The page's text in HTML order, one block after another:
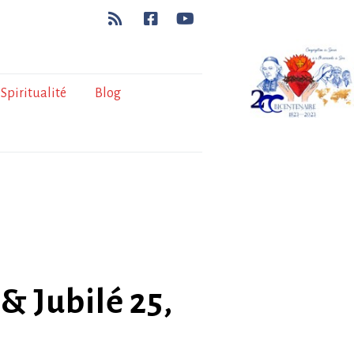
Spiritualité Blog
Jubilé 25,